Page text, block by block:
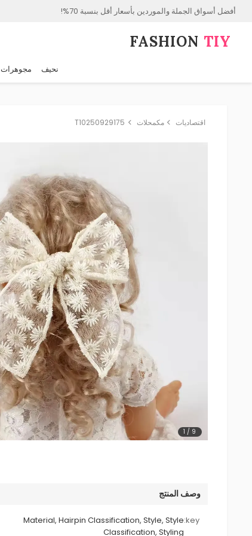
أفضل أسواق الجملة والموردين بأسعار أقل بنسبة 70%!
FASHION⁠ TIY
نحيف مجوهرات
اقتصاديات مكمحلات T10250929175
1 / 9
وصف المنتج
key:
Material, Hairpin Classification, Style, Style
Classification, Styling